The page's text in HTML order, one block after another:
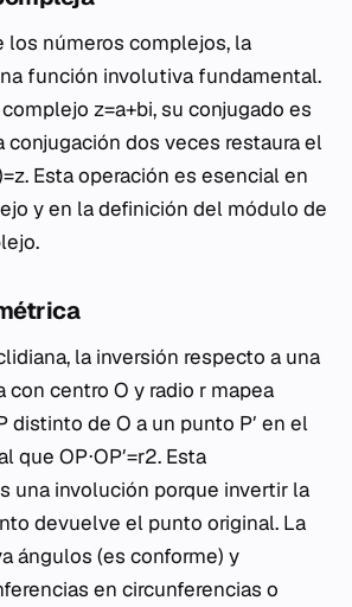
los números complejos, la
función involutiva fundamental.
z=a+bi, su conjugado es
conjugación dos veces restaura el
Esta operación es esencial en
y en la definición del módulo de
la inversión respecto a una
con centro O y radio r mapea
distinto de O a un punto P′ en el
que OP⋅OP′=r2. Esta
una involución porque invertir la
devuelve el punto original. La
ángulos (es conforme) y
en circunferencias o